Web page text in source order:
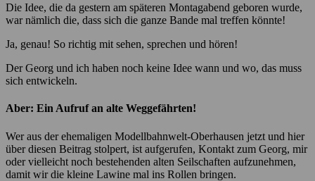
Die Idee, die da gestern am späteren Montagabend geboren wurde,
war nämlich die, dass sich die ganze Bande mal treffen könnte!
Ja, genau! So richtig mit sehen, sprechen und hören!
Der Georg und ich haben noch keine Idee wann und wo, das muss
sich entwickeln.
Aber: Ein Aufruf an alte Weggefährten!
Wer aus der ehemaligen Modellbahnwelt-Oberhausen jetzt und hier
über diesen Beitrag stolpert, ist aufgerufen, Kontakt zum Georg, mir
oder vielleicht noch bestehenden alten Seilschaften aufzunehmen,
damit wir die kleine Lawine mal ins Rollen bringen.